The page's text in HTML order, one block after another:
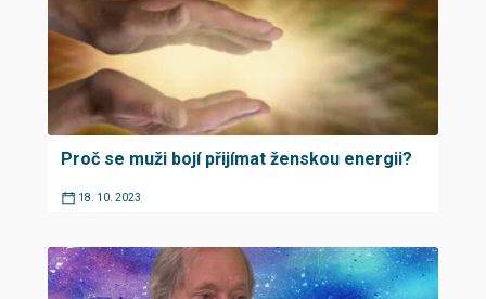
Proč se muži bojí přijímat ženskou energii?
18. 10. 2023